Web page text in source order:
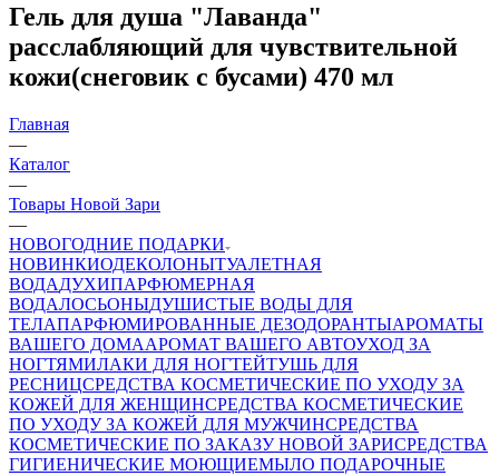
Гель для душа "Лаванда"
расслабляющий для чувствительной
кожи(снеговик с бусами) 470 мл
Главная
—
Каталог
—
Товары Новой Зари
—
НОВОГОДНИЕ ПОДАРКИ
НОВИНКИОДЕКОЛОНЫТУАЛЕТНАЯ
ВОДАДУХИПАРФЮМЕРНАЯ
ВОДАЛОСЬОНЫДУШИСТЫЕ ВОДЫ ДЛЯ
ТЕЛАПАРФЮМИРОВАННЫЕ ДЕЗОДОРАНТЫАРОМАТЫ
ВАШЕГО ДОМААРОМАТ ВАШЕГО АВТОУХОД ЗА
НОГТЯМИЛАКИ ДЛЯ НОГТЕЙТУШЬ ДЛЯ
РЕСНИЦСРЕДСТВА КОСМЕТИЧЕСКИЕ ПО УХОДУ ЗА
КОЖЕЙ ДЛЯ ЖЕНЩИНСРЕДСТВА КОСМЕТИЧЕСКИЕ
ПО УХОДУ ЗА КОЖЕЙ ДЛЯ МУЖЧИНСРЕДСТВА
КОСМЕТИЧЕСКИЕ ПО ЗАКАЗУ НОВОЙ ЗАРИСРЕДСТВА
ГИГИЕНИЧЕСКИЕ МОЮЩИЕМЫЛО ПОДАРОЧНЫЕ